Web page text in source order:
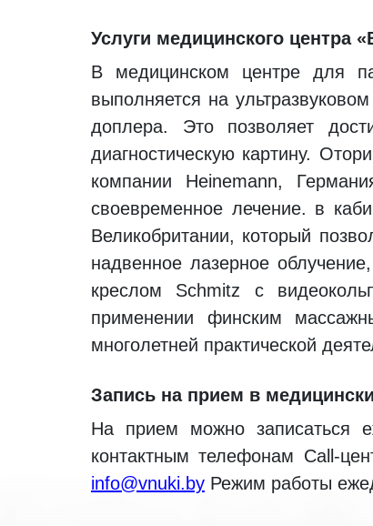
Услуги медицинского центра
В медицинском центре для
выполняется на
доплера. Это позволяет
диагностическую картину.
компании Heinemann,
своевременное лечение. в
Великобритании, который
надвенное лазерное
креслом Schmitz с
применении финским
многолетней практической
Запись на прием в
На прием можно записаться
контактным телефонам Call-
info@vnuki.by Режим работы